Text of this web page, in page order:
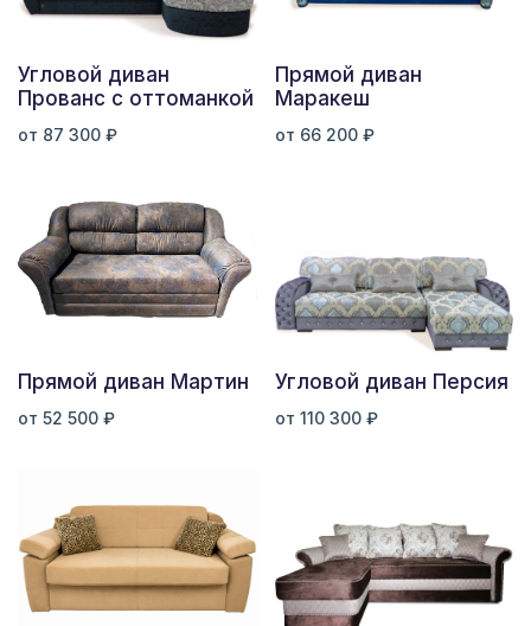
Угловой диван
Прованс с оттоманкой
от 87 300 ₽
Прямой диван
Маракеш
от 66 200 ₽
Прямой диван Мартин
от 52 500 ₽
Угловой диван Персия
от 110 300 ₽